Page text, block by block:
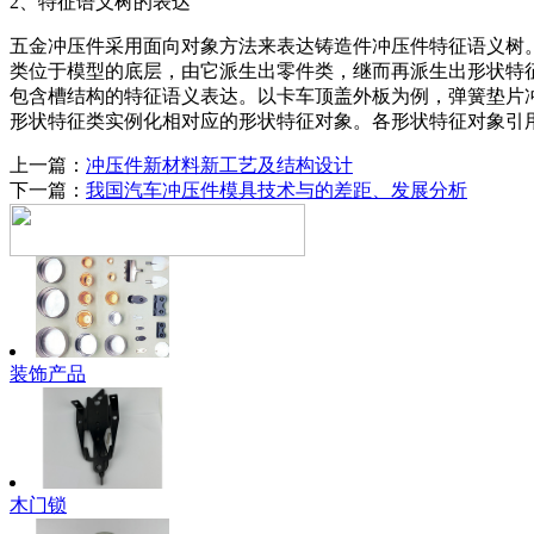
五金冲压件采用面向对象方法来表达铸造件冲压件特征语义
类位于模型的底层，由它派生出零件类，继而再派生出形状
包含槽结构的特征语义表达。以卡车顶盖外板为例，弹簧垫
形状特征类实例化相对应的形状特征对象。各形状特征对象
上一篇： 冲压件新材料新工艺及结构设计
下一篇： 我国汽车冲压件模具技术与的差距、发展分析
装饰产品
木门锁